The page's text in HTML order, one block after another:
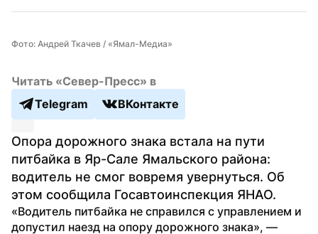
Фото: Андрей Ткачев / «Ямал-Медиа»
Читать «Север-Пресс» в
Telegram
ВКонтакте
Опора дорожного знака встала на пути
питбайка в Яр-Сале Ямальского района:
водитель не смог вовремя увернуться. Об
этом сообщила Госавтоинспекция ЯНАО.
«Водитель питбайка не справился с управлением и